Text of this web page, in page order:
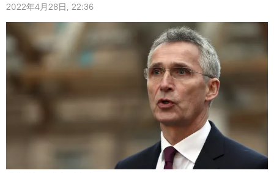
2022年4月28日, 22:36